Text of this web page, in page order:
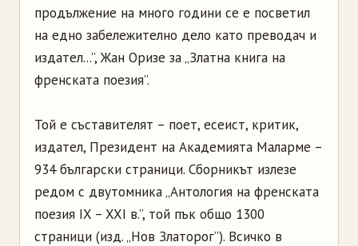
продължение на много години се е посветил
на едно забележително дело като преводач и
издател...”, Жан Оризе за „Златна книга на
френската поезия”.
Той е съставителят – поет, есеист, критик,
издател, Президент на Академията Маларме –
934 български страници. Сборникът излезе
редом с двутомника „Антология на френската
поезия IX – XXI в.”, той пък общо 1300
страници (изд. „Нов Златорог”). Всичко в